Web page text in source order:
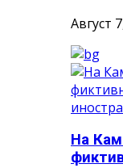
Август
На